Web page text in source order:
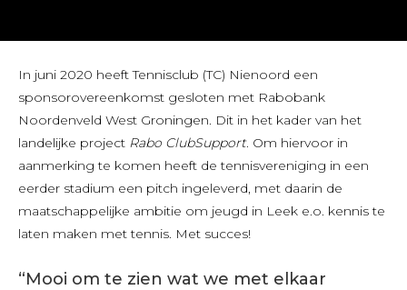
In juni 2020 heeft Tennisclub (TC) Nienoord een
sponsorovereenkomst gesloten met Rabobank
Noordenveld West Groningen. Dit in het kader van het
landelijke project Rabo ClubSupport. Om hiervoor in
aanmerking te komen heeft de tennisvereniging in een
eerder stadium een pitch ingeleverd, met daarin de
maatschappelijke ambitie om jeugd in Leek e.o. kennis te
laten maken met tennis. Met succes!
“Mooi om te zien wat we met elkaar